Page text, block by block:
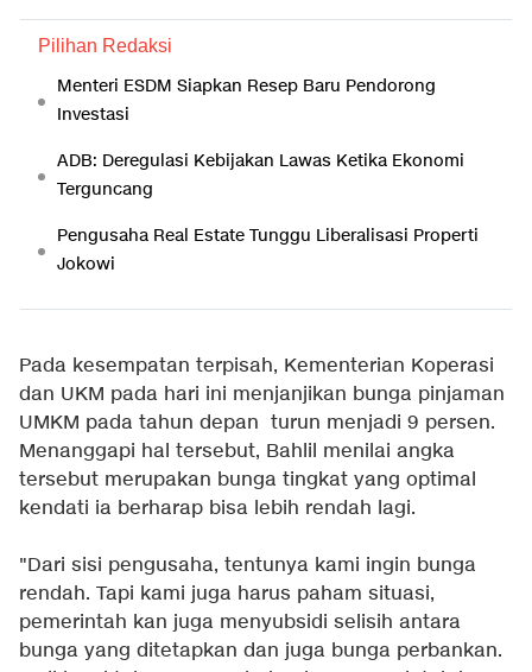
Pilihan Redaksi
Menteri ESDM Siapkan Resep Baru Pendorong
Investasi
ADB: Deregulasi Kebijakan Lawas Ketika Ekonomi
Terguncang
Pengusaha Real Estate Tunggu Liberalisasi Properti
Jokowi
Pada kesempatan terpisah, Kementerian Koperasi
dan UKM pada hari ini menjanjikan bunga pinjaman
UMKM pada tahun depan turun menjadi 9 persen.
Menanggapi hal tersebut, Bahlil menilai angka
tersebut merupakan bunga tingkat yang optimal
kendati ia berharap bisa lebih rendah lagi.
"Dari sisi pengusaha, tentunya kami ingin bunga
rendah. Tapi kami juga harus paham situasi,
pemerintah kan juga menyubsidi selisih antara
bunga yang ditetapkan dan juga bunga perbankan.